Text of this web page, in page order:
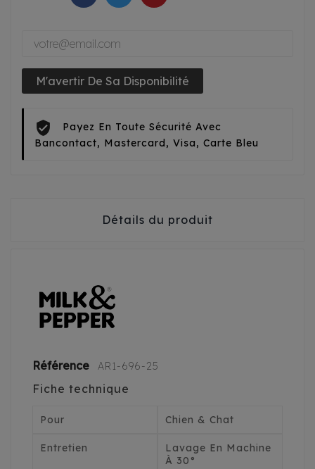
M'avertir De Sa Disponibilité
Payez En Toute Sécurité Avec
Bancontact, Mastercard, Visa, Carte Bleu
Détails du produit
Référence AR1-696-25
Fiche technique
Pour Chien & Chat
Entretien
Lavage En Machine
À 30°